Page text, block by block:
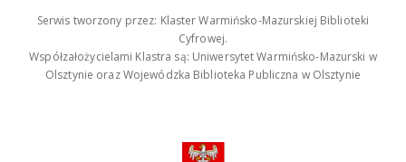
Serwis tworzony przez: Klaster Warmińsko-Mazurskiej Biblioteki
Cyfrowej.
Współzałożycielami Klastra są: Uniwersytet Warmińsko-Mazurski w
Olsztynie oraz Wojewódzka Biblioteka Publiczna w Olsztynie